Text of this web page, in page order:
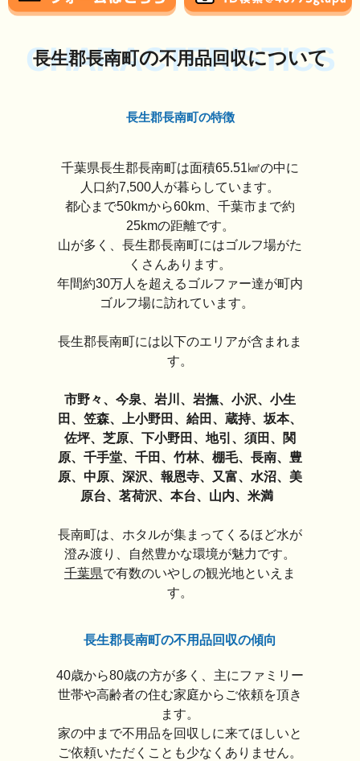
CHARACTERISTICS
長生郡長南町の不用品回収について
長生郡長南町の特徴
千葉県長生郡長南町は面積65.51㎢の中に
人口約7,500人が暮らしています。
都心まで50kmから60km、千葉市まで約
25kmの距離です。
山が多く、長生郡長南町にはゴルフ場がた
くさんあります。
年間約30万人を超えるゴルファー達が町内
ゴルフ場に訪れています。
長生郡長南町には以下のエリアが含まれま
す。
市野々、今泉、岩川、岩撫、小沢、小生
田、笠森、上小野田、給田、蔵持、坂本、
佐坪、芝原、下小野田、地引、須田、関
原、千手堂、千田、竹林、棚毛、長南、豊
原、中原、深沢、報恩寺、又富、水沼、美
原台、茗荷沢、本台、山内、米満
長南町は、ホタルが集まってくるほど水が
澄み渡り、自然豊かな環境が魅力です。
千葉県で有数のいやしの観光地といえま
す。
長生郡長南町の不用品回収の傾向
40歳から80歳の方が多く、主にファミリー
世帯や高齢者の住む家庭からご依頼を頂き
ます。
家の中まで不用品を回収しに来てほしいと
ご依頼いただくことも少なくありません。